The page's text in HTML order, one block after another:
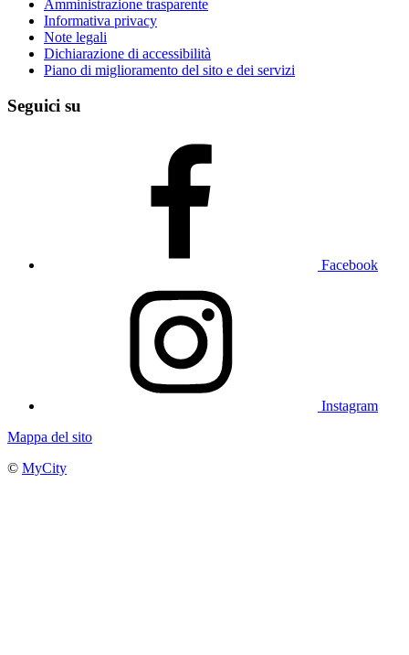
Amministrazione trasparente
Informativa privacy
Note legali
Dichiarazione di accessibilità
Piano di miglioramento del sito e dei servizi
Seguici su
Facebook
Instagram
Mappa del sito
© MyCity